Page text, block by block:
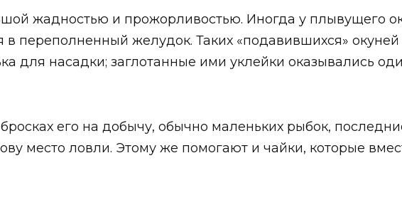
жадностью и прожорливостью. Иногда у плывущего
переполненный желудок. Таких «подавившихся» окуней
для насадки; заглотанные ими уклейки оказывались
его на добычу, обычно маленьких рыбок,
место ловли. Этому же помогают и чайки, которые